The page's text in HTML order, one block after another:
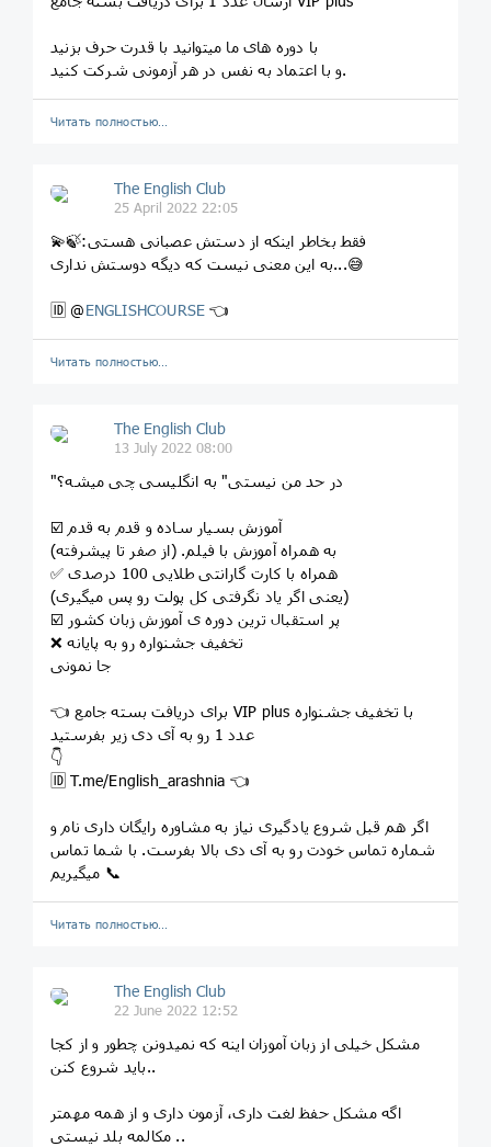
با دوره های ما میتوانید با قدرت حرف بزنید
و با اعتماد به نفس در هر آزمونی شرکت کنید.
Читать полностью…
The English Club
25 April 2022 22:05
💫🍃:فقط بخاطر اینکه از دستش عصبانی هستی
به این معنی نیست که دیگه دوستش نداری...😅
🆔 @ENGLISHCOURSE 👈
Читать полностью…
The English Club
13 July 2022 08:00
"در حد من نیستی" به انگلیسی چی میشه؟
☑️ آموزش بسیار ساده و قدم به قدم
به همراه آموزش با فیلم. (از صفر تا پیشرفته)
✅ همراه با کارت گارانتی طلایی 100 درصدی
(یعنی اگر یاد نگرفتی کل پولت رو پس میگیری)
☑️ پر استقبال ترین دوره ی آموزش زبان کشور
❌ تخفیف جشنواره رو به پایانه
جا نمونی
👈 برای دریافت بسته جامع VIP plus با تخفیف جشنواره
عدد 1 رو به آی دی زیر بفرستید
👇
🆔 T.me/English_arashnia 👈
اگر هم قبل شروع یادگیری نیاز به مشاوره رایگان داری نام و
شماره تماس خودت رو به آی دی بالا بفرست. با شما تماس
میگیریم 📞
Читать полностью…
The English Club
22 June 2022 12:52
مشکل خیلی از زبان آموزان اینه که نمیدونن چطور و از کجا
باید شروع کنن..
اگه مشکل حفظ لغت داری، آزمون داری و از همه مهمتر
مکالمه بلد نیستی ..